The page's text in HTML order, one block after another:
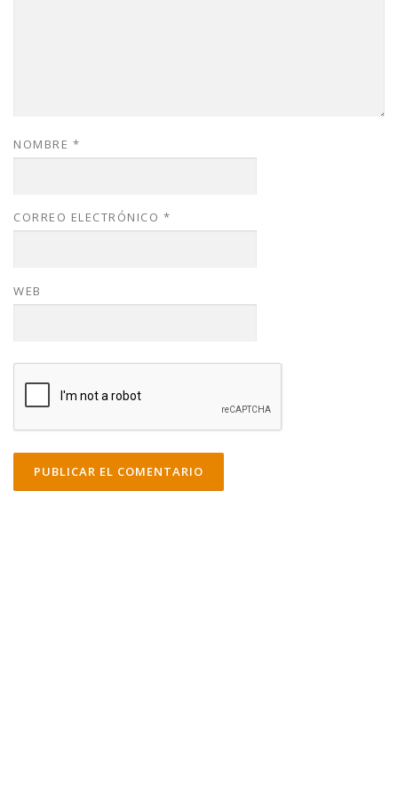
NOMBRE *
CORREO ELECTRÓNICO *
WEB